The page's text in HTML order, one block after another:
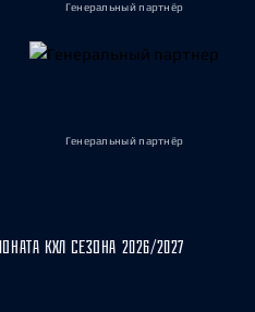
Генеральный партнёр
Генеральный партнёр
КХЛ СЕЗОНА 2026/2027